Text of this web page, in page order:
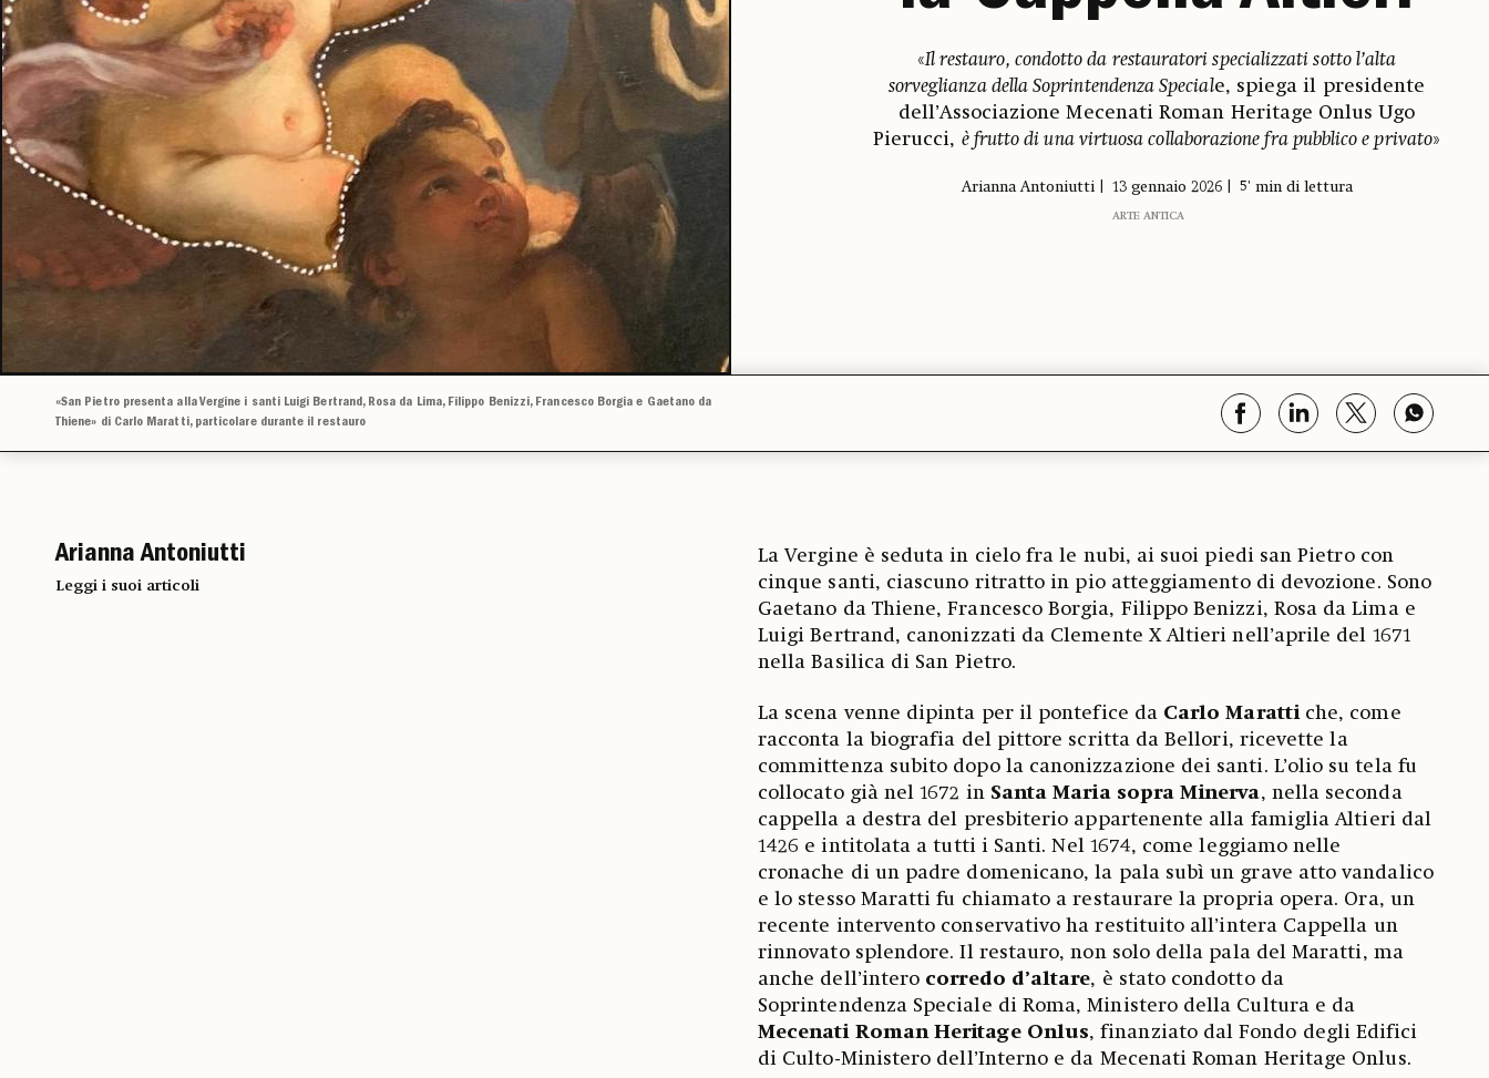
«Il restauro, condotto da restauratori specializzati sotto l’alta
sorveglianza della Soprintendenza Speciale, spiega il presidente
dell’Associazione Mecenati Roman Heritage Onlus Ugo
Pierucci, è frutto di una virtuosa collaborazione fra pubblico e privato»
Arianna Antoniutti 13 gennaio 2026 5' min di lettura
ARTE ANTICA
«San Pietro presenta alla Vergine i santi Luigi Bertrand, Rosa da Lima, Filippo Benizzi, Francesco Borgia e Gaetano da
Thiene» di Carlo Maratti, particolare durante il restauro
Arianna Antoniutti
Leggi i suoi articoli
La Vergine è seduta in cielo fra le nubi, ai suoi piedi san Pietro con
cinque santi, ciascuno ritratto in pio atteggiamento di devozione. Sono
Gaetano da Thiene, Francesco Borgia, Filippo Benizzi, Rosa da Lima e
Luigi Bertrand, canonizzati da Clemente X Altieri nell’aprile del 1671
nella Basilica di San Pietro.
La scena venne dipinta per il pontefice da Carlo Marattiche, come
racconta la biografia del pittore scritta da Bellori, ricevette la
committenza subito dopo la canonizzazione dei santi. L’olio su tela fu
collocato già nel 1672 in Santa Maria sopra Minerva, nella seconda
cappella a destra del presbiterio appartenente alla famiglia Altieri dal
1426 e intitolata a tutti i Santi. Nel 1674, come leggiamo nelle
cronache di un padre domenicano, la pala subì un grave atto vandalico
e lo stesso Maratti fu chiamato a restaurare la propria opera. Ora, un
recente intervento conservativo ha restituito all’intera Cappella un
rinnovato splendore. Il restauro, non solo della pala del Maratti, ma
anche dell’intero corredo d’altare, è stato condotto da
Soprintendenza Speciale di Roma, Ministero della Cultura e da
Mecenati Roman Heritage Onlus, finanziato dal Fondo degli Edifici
di Culto-Ministero dell’Interno e da Mecenati Roman Heritage Onlus.